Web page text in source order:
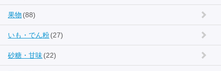
果物 (88)
いも・でん粉(27)
砂糖・甘味(22)